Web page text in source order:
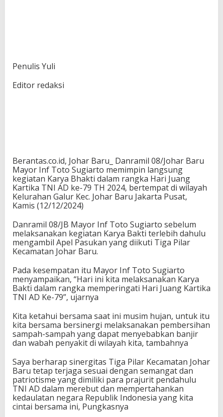
Penulis Yuli
Editor redaksi
Berantas.co.id, Johar Baru_ Danramil 08/Johar Baru
Mayor Inf Toto Sugiarto memimpin langsung
kegiatan Karya Bhakti dalam rangka Hari Juang
Kartika TNI AD ke-79 TH 2024, bertempat di wilayah
Kelurahan Galur Kec. Johar Baru Jakarta Pusat,
Kamis (12/12/2024)
Danramil 08/JB Mayor Inf Toto Sugiarto sebelum
melaksanakan kegiatan Karya Bakti terlebih dahulu
mengambil Apel Pasukan yang diikuti Tiga Pilar
Kecamatan Johar Baru.
Pada kesempatan itu Mayor Inf Toto Sugiarto
menyampaikan, “Hari ini kita melaksanakan Karya
Bakti dalam rangka memperingati Hari Juang Kartika
TNI AD Ke-79”, ujarnya
Kita ketahui bersama saat ini musim hujan, untuk itu
kita bersama bersinergi melaksanakan pembersihan
sampah-sampah yang dapat menyebabkan banjir
dan wabah penyakit di wilayah kita, tambahnya
Saya berharap sinergitas Tiga Pilar Kecamatan Johar
Baru tetap terjaga sesuai dengan semangat dan
patriotisme yang dimiliki para prajurit pendahulu
TNI AD dalam merebut dan mempertahankan
kedaulatan negara Republik Indonesia yang kita
cintai bersama ini, Pungkasnya